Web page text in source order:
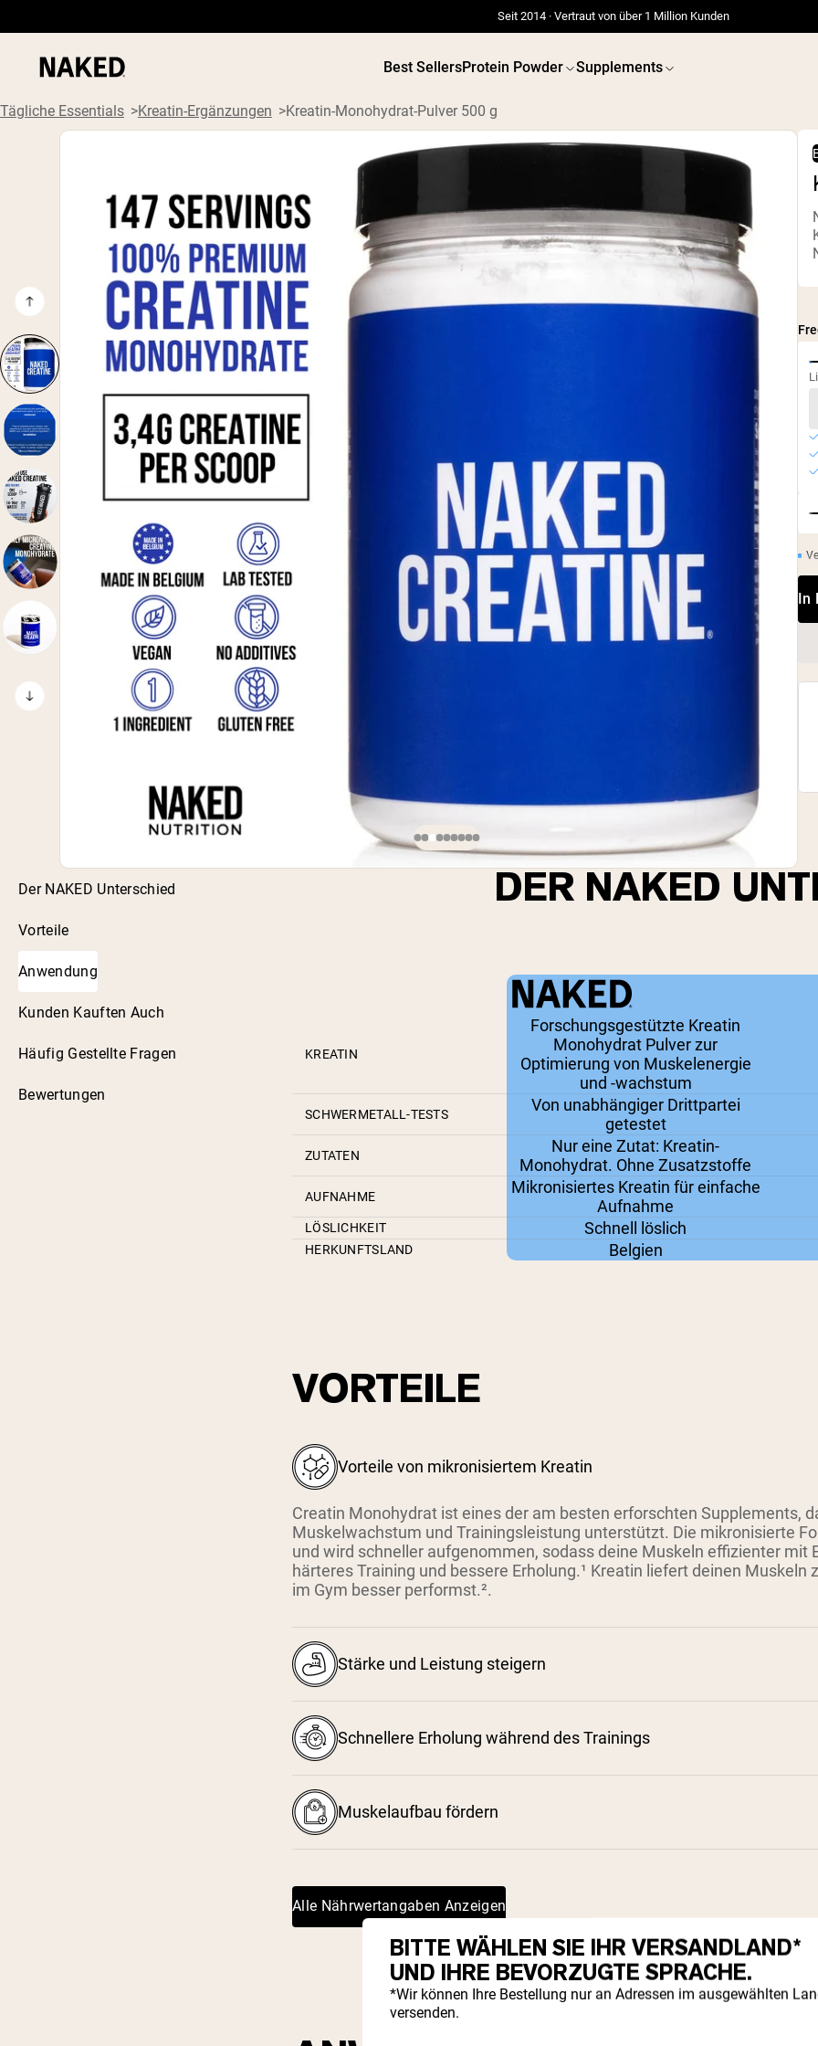
Seit 2014 · Vertraut von über 1 Million Kunden
Best SellersProtein Powder Supplements
Beliebte Suchbegriffe
”Vegan protein“
”Collagen“
”Micellar Casein“
Tägliche Essentials Kreatin-Ergänzungen Kreatin-Monohydrat-Pulver 500 g
In
Der NAKED Unterschied
Vorteile
Anwendung
Kunden Kauften Auch
Häufig Gestellte Fragen
Bewertungen
DER NAKED
KREATIN
Forschungsgestützte Kreatin
Monohydrat Pulver zur
Optimierung von Muskelenergie
und -wachstum
SCHWERMETALL-TESTS
Von unabhängiger Drittpartei
getestet
ZUTATEN
Nur eine Zutat: Kreatin-
Monohydrat. Ohne Zusatzstoffe
AUFNAHME
Mikronisiertes Kreatin für einfache
Aufnahme
LÖSLICHKEIT Schnell löslich
HERKUNFTSLAND Belgien
VORTEILE
Vorteile von mikronisiertem Kreatin
Creatin Monohydrat ist eines der am besten erforschten Supplements,
Muskelwachstum und Trainingsleistung unterstützt. Die mikronisierte
und wird schneller aufgenommen, sodass deine Muskeln effizienter mit
härteres Training und bessere Erholung.¹ Kreatin liefert deinen Muskeln
im Gym besser performst.².
Stärke und Leistung steigern
Schnellere Erholung während des Trainings
Muskelaufbau fördern
Alle Nährwertangaben Anzeigen
BITTE WÄHLEN SIE IHR VERSANDLAND*
UND IHRE BEVORZUGTE SPRACHE.
*Wir können Ihre Bestellung nur an Adressen im ausgewählten
versenden.